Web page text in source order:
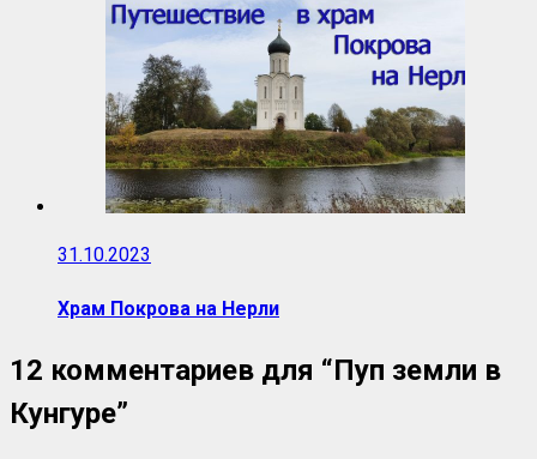
31.10.2023
Храм Покрова на Нерли
12 комментариев для “Пуп земли в
Кунгуре”